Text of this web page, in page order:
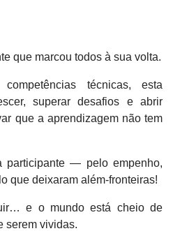
que marcou todos à sua volta.
técnicas, esta
superar desafios e abrir
que a aprendizagem não tem
participante — pelo empenho,
que deixaram além-fronteiras!
e o mundo está cheio de
serem vividas.